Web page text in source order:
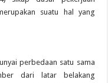
suatu hal yang
perbedaan satu sama
dari latar belakang